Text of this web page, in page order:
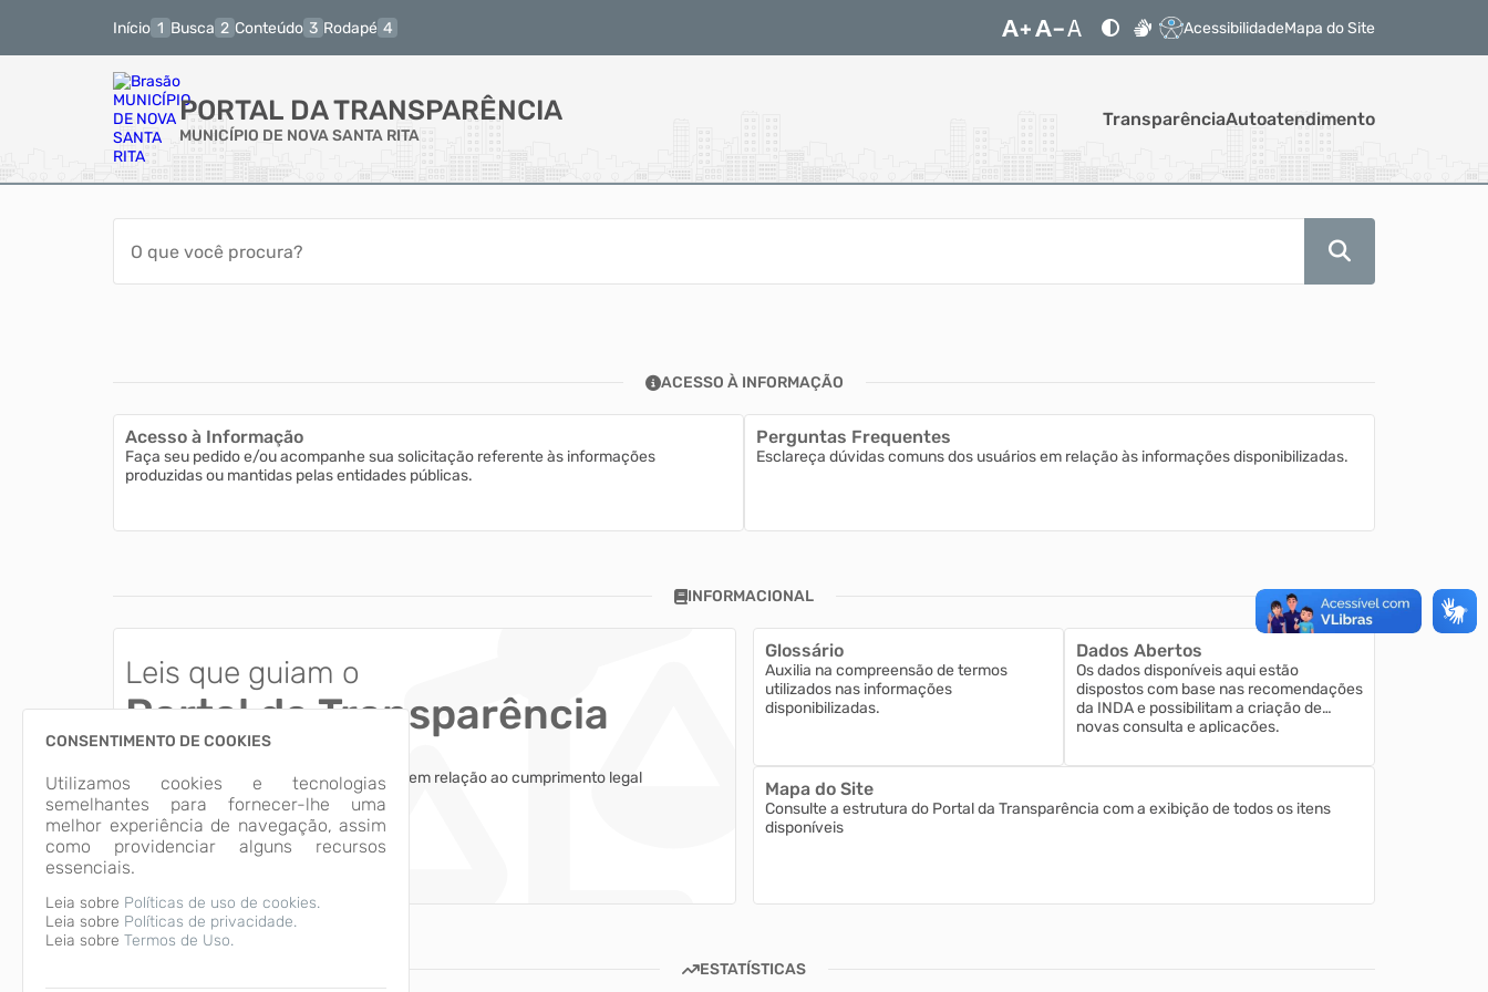
Início Busca Conteúdo Rodapé AcessibilidadeMapa do Site
PORTAL DA TRANSPARÊNCIA
MUNICÍPIO DE NOVA SANTA RITA
TransparênciaAutoatendimento
CONSENTIMENTO DE COOKIES
Utilizamos cookies e tecnologias
semelhantes para fornecer-lhe uma
melhor experiência de navegação, assim
como providenciar alguns recursos
essenciais.
Leia sobre Políticas de uso de cookies.
Leia sobre Políticas de privacidade.
Leia sobre Termos de Uso.
ACESSO À INFORMAÇÃO
Acesso à Informação
Faça seu pedido e/ou acompanhe sua solicitação referente às informações
produzidas ou mantidas pelas entidades públicas.
Perguntas Frequentes
Esclareça dúvidas comuns dos usuários em relação às informações disponibilizadas.
INFORMACIONAL
Leis que guiam o
Portal da Transparência
Esclareça dúvidas comuns dos usuários em relação ao cumprimento legal
das informações apresentadas.
Acessar
Glossário
Auxilia na compreensão de termos
utilizados nas informações
disponibilizadas.
Dados Abertos
Os dados disponíveis aqui estão
dispostos com base nas recomendações
da INDA e possibilitam a criação de
novas consulta e aplicações.
Mapa do Site
Consulte a estrutura do Portal da Transparência com a exibição de todos os itens
disponíveis
ESTATÍSTICAS